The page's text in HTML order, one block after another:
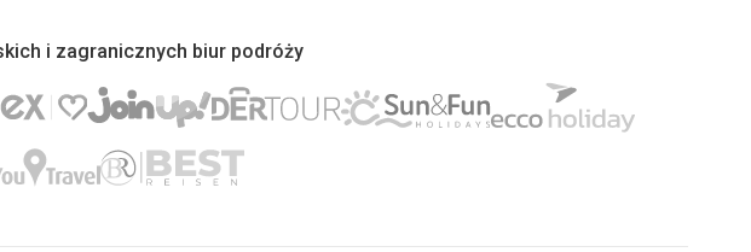
i zagranicznych biur podróży